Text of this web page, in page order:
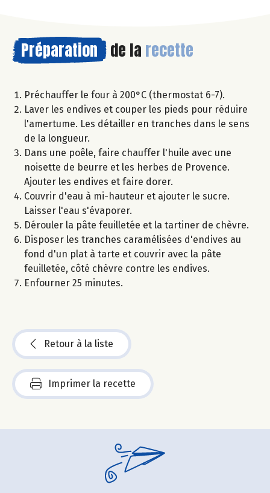
Préparation de la recette
Préchauffer le four à 200°C (thermostat 6-7).
Laver les endives et couper les pieds pour réduire
l'amertume. Les détailler en tranches dans le sens
de la longueur.
Dans une poêle, faire chauffer l'huile avec une
noisette de beurre et les herbes de Provence.
Ajouter les endives et faire dorer.
Couvrir d'eau à mi-hauteur et ajouter le sucre.
Laisser l'eau s'évaporer.
Dérouler la pâte feuilletée et la tartiner de chèvre.
Disposer les tranches caramélisées d'endives au
fond d'un plat à tarte et couvrir avec la pâte
feuilletée, côté chèvre contre les endives.
Enfourner 25 minutes.
Retour à la liste
Imprimer la recette